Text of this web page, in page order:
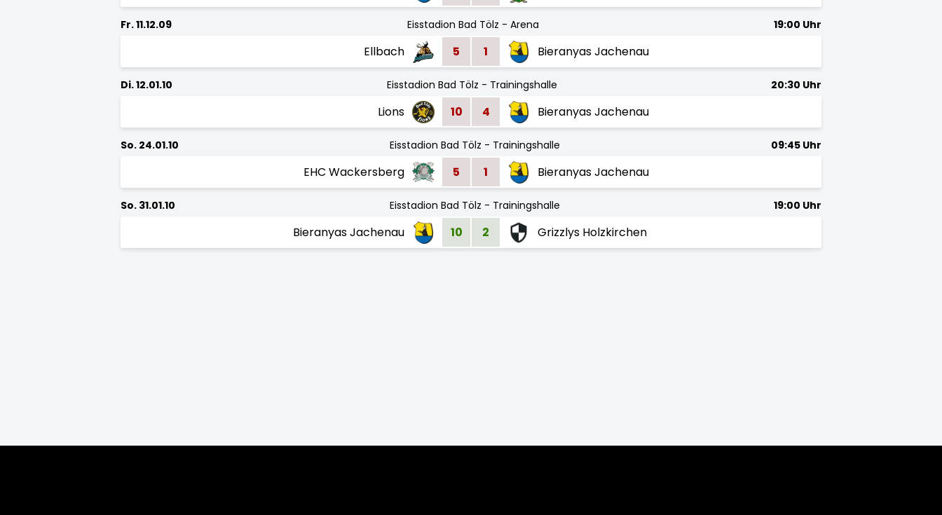
Fr. 11.12.09 Eisstadion Bad Tölz - Arena 19:00 Uhr
Ellbach 5 1 Bieranyas Jachenau
Di. 12.01.10 Eisstadion Bad Tölz - Trainingshalle 20:30 Uhr
Lions 10 4 Bieranyas Jachenau
So. 24.01.10 Eisstadion Bad Tölz - Trainingshalle 09:45 Uhr
EHC Wackersberg 5 1 Bieranyas Jachenau
So. 31.01.10 Eisstadion Bad Tölz - Trainingshalle 19:00 Uhr
Bieranyas Jachenau 10 2 Grizzlys Holzkirchen